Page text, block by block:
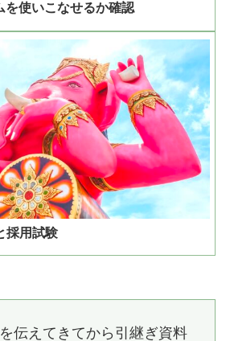
を使いこなせるか確認
採用試験
伝えてきてから引継ぎ資料